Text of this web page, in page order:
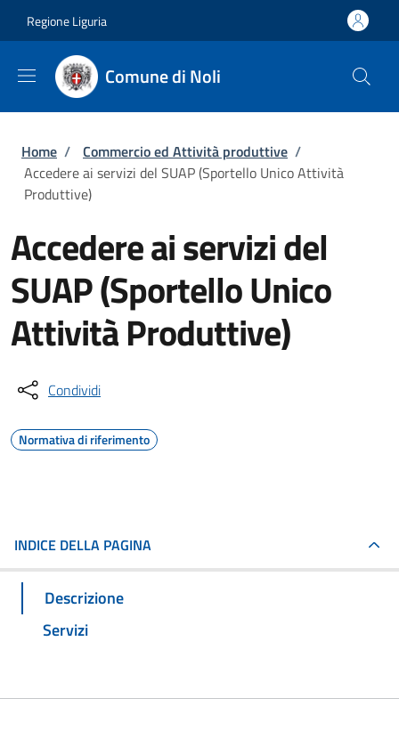
Regione Liguria
Comune di Noli
Briciole di pane
Home / Commercio ed Attività produttive /
Accedere ai servizi del SUAP (Sportello Unico Attività
Produttive)
Accedere ai servizi del
SUAP (Sportello Unico
Attività Produttive)
Condividi
Normativa di riferimento
INDICE DELLA PAGINA
Descrizione
Servizi